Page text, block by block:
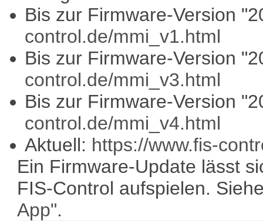
Bis zur Firmware-Version
control.de/mmi_v1.html
Bis zur Firmware-Version
control.de/mmi_v3.html
Bis zur Firmware-Version
control.de/mmi_v4.html
Aktuell: https://www.fis-
Ein Firmware-Update lässt
FIS-Control aufspielen.
App".